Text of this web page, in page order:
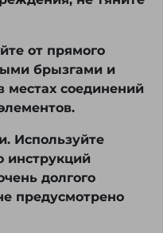
от прямого
брызгами и
местах соединений
Используйте
инструкций
долгого
предусмотрено